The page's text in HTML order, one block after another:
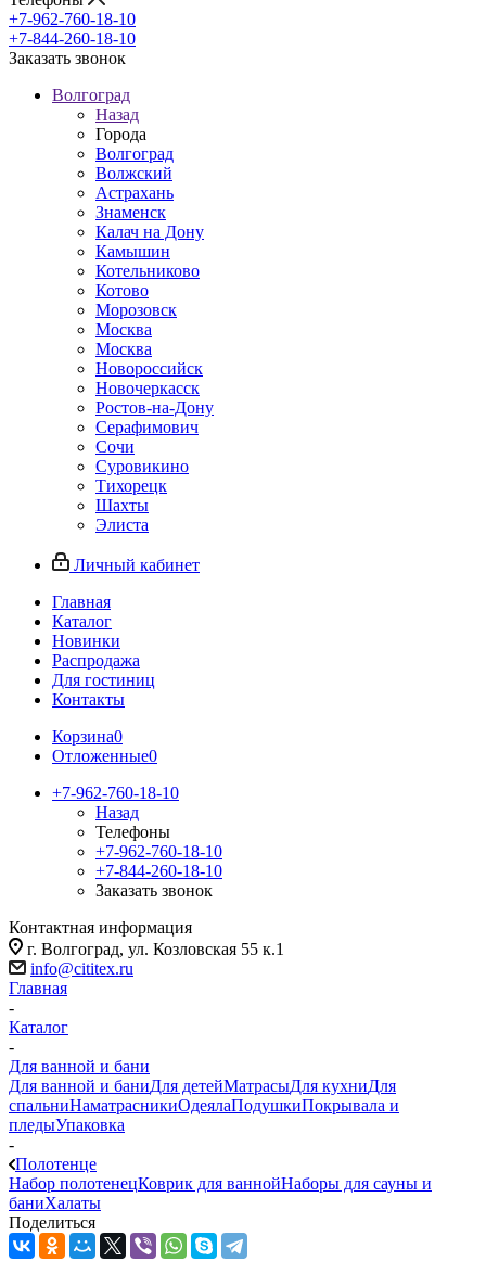
+7-962-760-18-10
+7-844-260-18-10
Заказать звонок
Волгоград
Назад
Города
Волгоград
Волжский
Астрахань
Знаменск
Калач на Дону
Камышин
Котельниково
Котово
Морозовск
Москва
Москва
Новороссийск
Новочеркасск
Ростов-на-Дону
Серафимович
Сочи
Суровикино
Тихорецк
Шахты
Элиста
Личный кабинет
Главная
Каталог
Новинки
Распродажа
Для гостиниц
Контакты
Корзина0
Отложенные0
+7-962-760-18-10
Назад
Телефоны
+7-962-760-18-10
+7-844-260-18-10
Заказать звонок
Контактная информация
г. Волгоград, ул. Козловская 55 к.1
info@cititex.ru
Главная
-
Каталог
-
Для ванной и бани
Для ванной и баниДля детейМатрасыДля кухниДля
спальниНаматрасникиОдеялаПодушкиПокрывала и
пледыУпаковка
-
Полотенце
Набор полотенецКоврик для ваннойНаборы для сауны и
баниХалаты
Поделиться